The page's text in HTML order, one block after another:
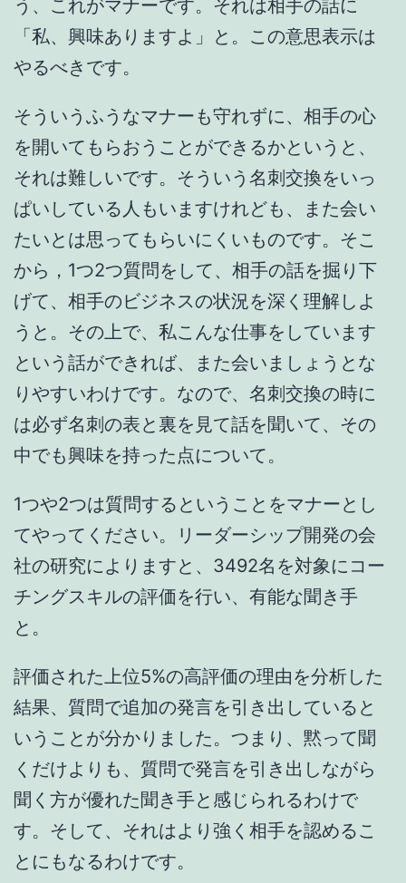
う、これがマナーです。それは相手の話に
「私、興味ありますよ」と。この意思表示は
やるべきです。
そういうふうなマナーも守れずに、相手の心
を開いてもらおうことができるかというと、
それは難しいです。そういう名刺交換をいっ
ぱいしている人もいますけれども、また会い
たいとは思ってもらいにくいものです。そこ
から，1つ2つ質問をして、相手の話を掘り下
げて、相手のビジネスの状況を深く理解しよ
うと。その上で、私こんな仕事をしています
という話ができれば、また会いましょうとな
りやすいわけです。なので、名刺交換の時に
は必ず名刺の表と裏を見て話を聞いて、その
中でも興味を持った点について。
1つや2つは質問するということをマナーとし
てやってください。リーダーシップ開発の会
社の研究によりますと、3492名を対象にコー
チングスキルの評価を行い、有能な聞き手
と。
評価された上位5%の高評価の理由を分析した
結果、質問で追加の発言を引き出していると
いうことが分かりました。つまり、黙って聞
くだけよりも、質問で発言を引き出しながら
聞く方が優れた聞き手と感じられるわけで
す。そして、それはより強く相手を認めるこ
とにもなるわけです。